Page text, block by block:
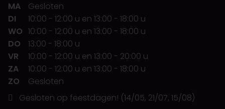
MA
Gesloten
DI
10:00 - 12:00 u en 13:00 - 18:00 u
WO 10:00 - 12:00 u en 13:00 - 18:00 u
DO
13:00 - 18:00 u
VR
10:00 - 12:00 u en 13:00 - 20:00 u
ZA
10:00 - 12:00 u en 13:00 - 18:00 u
ZO
Gesloten
Gesloten op feestdagen! (14/05, 21/07, 15/08)